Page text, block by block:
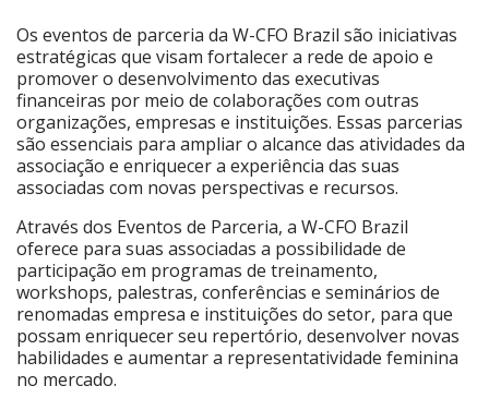
Os eventos de parceria da W-CFO Brazil são iniciativas
estratégicas que visam fortalecer a rede de apoio e
promover o desenvolvimento das executivas
financeiras por meio de colaborações com outras
organizações, empresas e instituições. Essas parcerias
são essenciais para ampliar o alcance das atividades da
associação e enriquecer a experiência das suas
associadas com novas perspectivas e recursos.
Através dos Eventos de Parceria, a W-CFO Brazil
oferece para suas associadas a possibilidade de
participação em programas de treinamento,
workshops, palestras, conferências e seminários de
renomadas empresa e instituições do setor, para que
possam enriquecer seu repertório, desenvolver novas
habilidades e aumentar a representatividade feminina
no mercado.